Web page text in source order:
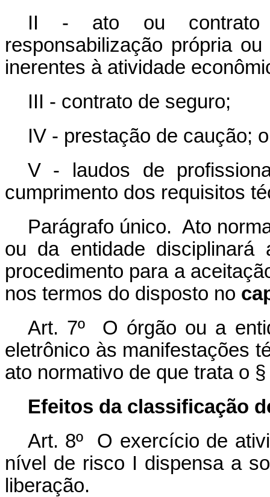
II - ato ou contrato
responsabilização própria
inerentes à atividade
III - contrato de seguro;
IV - prestação de caução;
V - laudos de
cumprimento dos requisitos
Parágrafo único. Ato
ou da entidade
procedimento para a
nos termos do disposto no
Art. 7º O órgão ou a
eletrônico às manifestações
ato normativo de que trata o §
Efeitos da classificação
Art. 8º O exercício de
nível de risco I dispensa a
liberação.